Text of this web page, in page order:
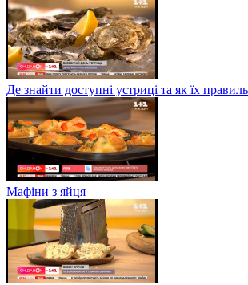
Де знайти доступні устриці та як їх
Мафіни з яйця